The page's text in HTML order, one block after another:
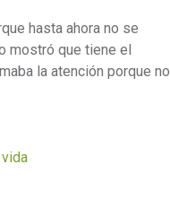
hasta ahora no se
mostró que tiene el
la atención porque no